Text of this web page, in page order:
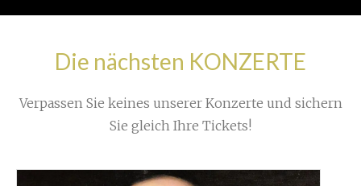
E.V.
Die nächsten KONZERTE
Verpassen Sie keines unserer Konzerte und sichern
Sie gleich Ihre Tickets!